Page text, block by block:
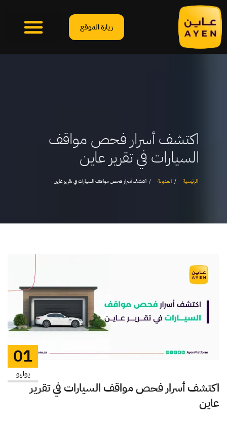
زيارة الموقع
اكتشف أسرار فحص مواقف
السيارات في تقرير عاين
الرئيسية المدونة اكتشف أسرار فحص مواقف السيارات في تقرير عاين
اكتشف أسرار فحص مواقف السيارات في تقرير
عاين
01
يوليو